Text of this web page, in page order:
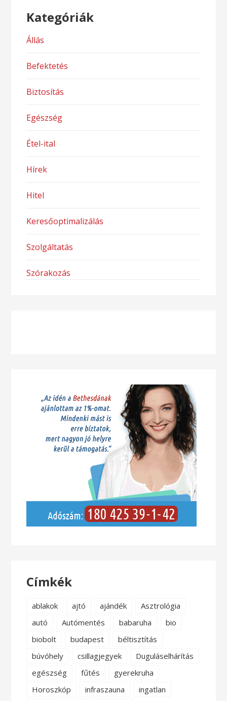
Kategóriák
Állás
Befektetés
Biztosítás
Egészség
Étel-ital
Hírek
Hitel
Keresőoptimalizálás
Szolgáltatás
Szórakozás
Címkék
ablakok ajtó ajándék
Asztrológia
autó
Autómentés babaruha
bio
biobolt
budapest
béltisztítás
búvóhely
csillagjegyek
Duguláselhárítás
egészség
fűtés
gyerekruha
Horoszkóp
infraszauna ingatlan